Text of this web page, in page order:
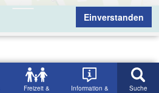
Freizeit &
Information &
Suche
Einverstanden